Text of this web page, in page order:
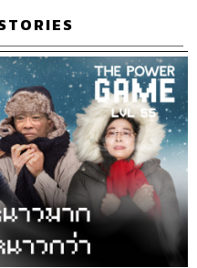
การเมือง
กล อดุลยานนท์